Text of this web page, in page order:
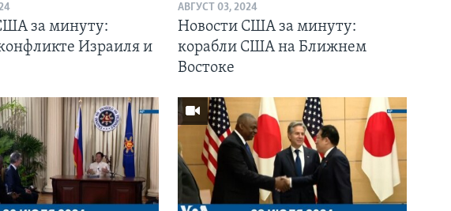
за минуту:
Израиля и
АВГУСТ 03, 2024
Новости США за минуту:
корабли США на Ближнем
Востоке